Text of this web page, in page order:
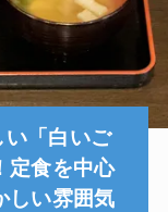
い「白いご
定食を中心
しい雰囲気